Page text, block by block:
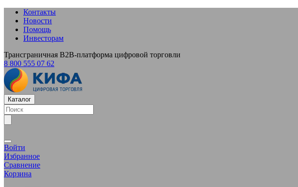
Контакты
Новости
Помощь
Инвесторам
Трансграничная B2B-платформа цифровой торговли
8 800 555 07 62
Каталог
Войти
Избранное
Сравнение
Корзина